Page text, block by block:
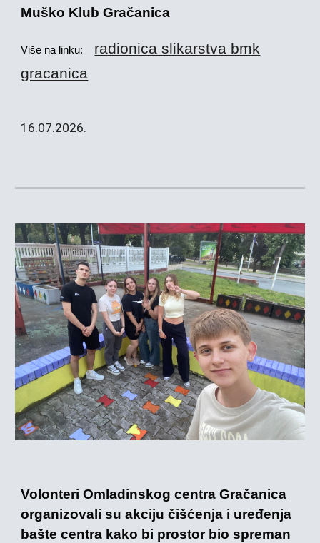
Muško Klub Gračanica
Više na linku:
radionica slikarstva bmk
gracanica
16.07.2026.
Volonteri Omladinskog centra Gračanica
organizovali su akciju čišćenja i uređenja
bašte centra kako bi prostor bio spreman